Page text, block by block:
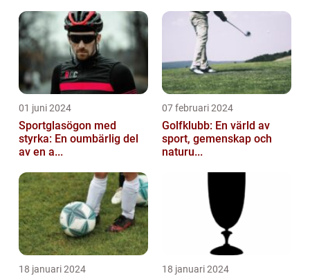
01 juni 2024
Sportglasögon med
styrka: En oumbärlig del
av en a...
07 februari 2024
Golfklubb: En värld av
sport, gemenskap och
naturu...
18 januari 2024 18 januari 2024